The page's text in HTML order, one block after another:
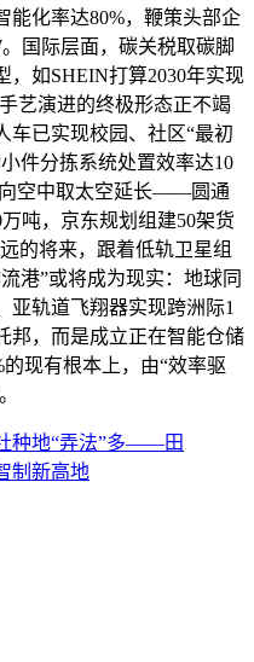
能化率达80%，鞭策头部企
国际层面，碳关税取碳脚
，如SHEIN打算2030年实现
艺演进的终极形态正不竭
车已实现校园、社区“最初
件分拣系统处置效率达10
向空中取太空延长——圆通
吨，京东规划组建50架货
的将来，跟着低轨卫星组
港”或将成为现实：地球同
亚轨道飞翔器实现跨洲际1
邦，而是成立正在智能仓储
现有根本上，由“效率驱
种地“弄法”多——田
制新高地